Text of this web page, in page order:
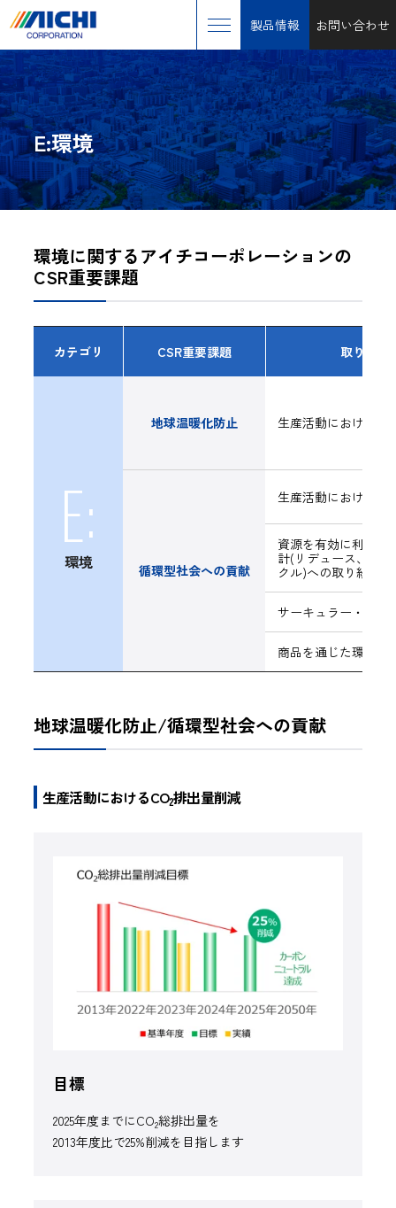
製品情報 お問い合わせ
E:環境
環境に関するアイチコーポレーションの
CSR重要課題
カテゴリ CSR重要課題 取り組み
E:
環境
地球温暖化防止 生産活動におけるCO
循環型社会への貢献
生産活動における資
資源を有効に利用す
計(リデュース、リ
クル)への取り組み
サーキュラー・エコ
商品を通じた環境負
地球温暖化防止/循環型社会への貢献
生産活動におけるCO2排出量削減
目標
2025年度までにCO2総排出量を
2013年度比で25%削減を目指します